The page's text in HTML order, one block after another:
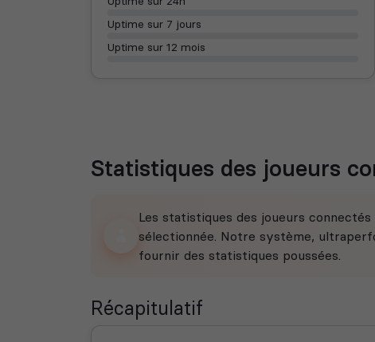
Uptime sur 7 jours
Uptime sur 12 mois
Statistiques des joueurs
Les statistiques des joueurs
sélectionnée. Notre système,
fournir des statistiques poussées.
Récapitulatif